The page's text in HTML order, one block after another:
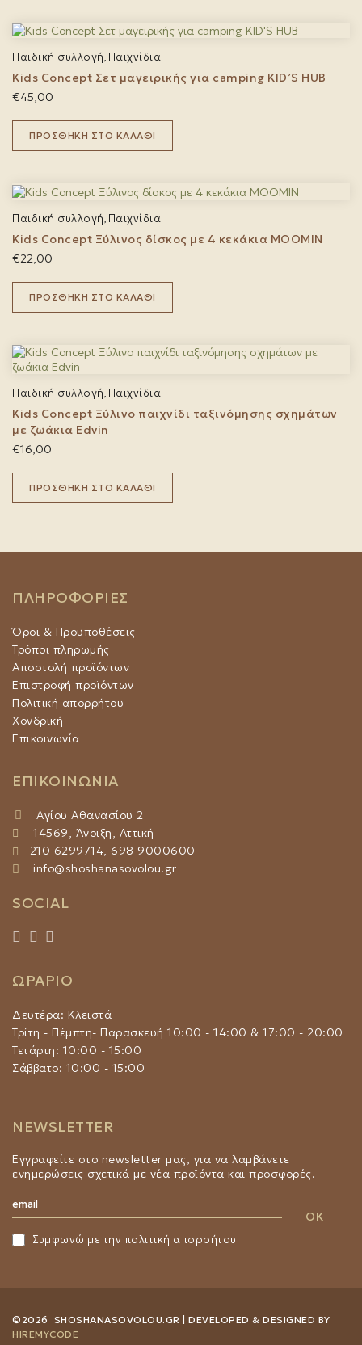
Παιδική συλλογή, Παιχνίδια
Kids Concept Σετ μαγειρικής για camping KID’S HUB
€45,00
ΠΡΟΣΘΉΚΗ ΣΤΟ ΚΑΛΆΘΙ
Παιδική συλλογή, Παιχνίδια
Kids Concept Ξύλινος δίσκος με 4 κεκάκια MOOMIN
€22,00
ΠΡΟΣΘΉΚΗ ΣΤΟ ΚΑΛΆΘΙ
Παιδική συλλογή, Παιχνίδια
Kids Concept Ξύλινο παιχνίδι ταξινόμησης σχημάτων
με ζωάκια Edvin
€16,00
ΠΡΟΣΘΉΚΗ ΣΤΟ ΚΑΛΆΘΙ
ΠΛΗΡΟΦΟΡΙΕΣ
Όροι & Προϋποθέσεις
Τρόποι πληρωμής
Αποστολή προϊόντων
Επιστροφή προϊόντων
Πολιτική απορρήτου
Χονδρική
Επικοινωνία
ΕΠΙΚΟΙΝΩΝΙΑ
Αγίου Αθανασίου 2
14569, Άνοιξη, Αττική
210 6299714, 698 9000600
info@shoshanasovolou.gr
SOCIAL
ΩΡΑΡΙΟ
Δευτέρα: Κλειστά
Τρίτη - Πέμπτη- Παρασκευή 10:00 - 14:00 & 17:00 - 20:00
Τετάρτη: 10:00 - 15:00
Σάββατο: 10:00 - 15:00
NEWSLETTER
Εγγραφείτε στο newsletter μας, για να λαμβάνετε
ενημερώσεις σχετικά με νέα προϊόντα και προσφορές.
Συμφωνώ με την πολιτική απορρήτου
©2026 SHOSHANASOVOLOU.GR | DEVELOPED & DESIGNED BY
HIREMYCODE